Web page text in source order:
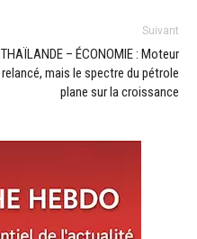
Suivant
THAÏLANDE – ÉCONOMIE : Moteur
relancé, mais le spectre du pétrole
plane sur la croissance